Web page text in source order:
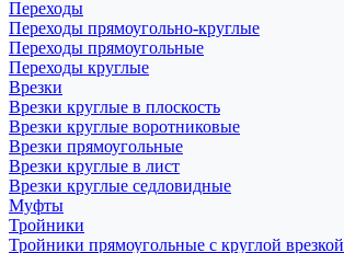
Переходы
Переходы прямоугольно-круглые
Переходы прямоугольные
Переходы круглые
Врезки
Врезки круглые в плоскость
Врезки круглые воротниковые
Врезки прямоугольные
Врезки круглые в лист
Врезки круглые седловидные
Муфты
Тройники
Тройники прямоугольные с круглой врезкой